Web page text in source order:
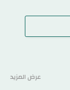
عرض المزيد